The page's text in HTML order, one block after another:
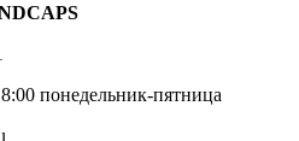
понедельник-пятница